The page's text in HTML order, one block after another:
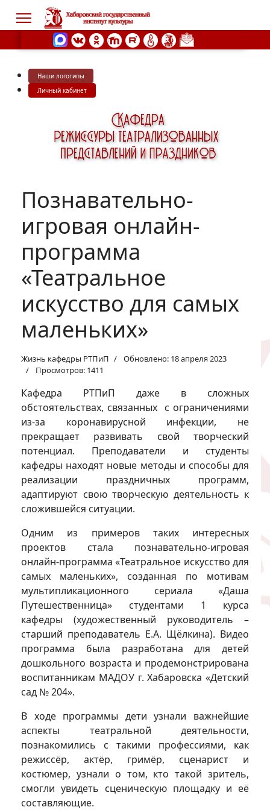
Наши логотипы
Личный кабинет
Познавательно-
игровая онлайн-
программа
«Театральное
искусство для самых
маленьких»
Жизнь кафедры РТПиП
Обновлено: 18 апреля 2023
Просмотров: 1411
Кафедра РТПиП даже в сложных
обстоятельствах, связанных с ограничениями
из-за коронавирусной инфекции, не
прекращает развивать свой творческий
потенциал. Преподаватели и студенты
кафедры находят новые методы и способы для
реализации праздничных программ,
адаптируют свою творческую деятельность к
сложившейся ситуации.
Одним из примеров таких интересных
проектов стала познавательно-игровая
онлайн-программа «Театральное искусство для
самых маленьких», созданная по мотивам
мультипликационного сериала «Даша
Путешественница» студентами 1 курса
кафедры (художественный руководитель –
старший преподаватель Е.А. Щёлкина). Видео
программа была разработана для детей
дошкольного возраста и продемонстрирована
воспитанникам МАДОУ г. Хабаровска «Детский
сад № 204».
В ходе программы дети узнали важнейшие
аспекты театральной деятельности,
познакомились с такими профессиями, как
режиссёр, актёр, гримёр, сценарист и
костюмер, узнали о том, кто такой зритель,
смогли увидеть сценическую площадку и её
составляющие.